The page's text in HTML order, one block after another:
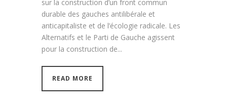
sur la construction d’un front commun
durable des gauches antilibérale et
anticapitaliste et de l’écologie radicale. Les
Alternatifs et le Parti de Gauche agissent
pour la construction de...
READ MORE